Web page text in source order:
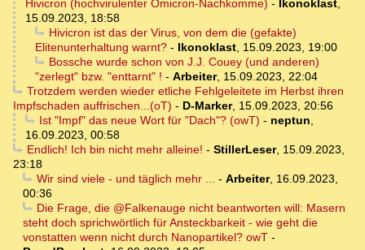
Hivicron (hochvirulenter Omicron-Nachkomme) - Ikonoklast,
15.09.2023, 18:58
Hivicron ist das der Virus, von dem die (gefakte)
Elitenunterhaltung warnt? - Ikonoklast, 15.09.2023, 19:00
Bossche wurde schon von J.J. Couey (und anderen)
"zerlegt" bzw. "enttarnt" ! - Arbeiter, 15.09.2023, 22:04
Trotzdem werden wieder etliche Fehlgeleitete im Herbst ihren
Impfschaden auffrischen...(oT) - D-Marker, 15.09.2023, 20:56
Ist "Impf" das neue Wort für "Dach"? (owT) - neptun,
16.09.2023, 00:58
Endlich! Ich bin nicht mehr alleine! - StillerLeser, 15.09.2023,
23:18
Wir sind viele - und täglich mehr ... - Arbeiter, 16.09.2023,
00:36
Die Frage, die @Falkenauge nicht beantworten will: Masern
steht doch sprichwörtlich für Ansteckbarkeit - wie geht die
vonstatten wenn nicht durch Nanopartikel? owT -